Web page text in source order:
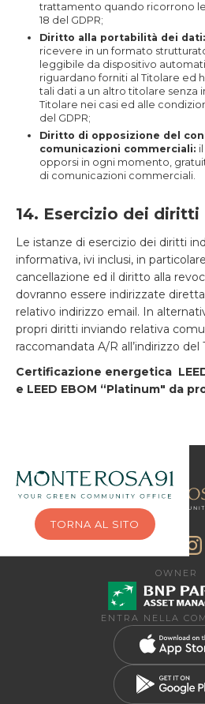
trattamento quando ricorrono
18 del GDPR;
Diritto alla portabilità dei dati:
ricevere in un formato
leggibile da dispositivo
riguardano forniti al Titolare ed
tali dati a un altro titolare senza
Titolare nei casi ed alle
del GDPR;
Diritto di opposizione del
comunicazioni commerciali:
opporsi in ogni momento,
di comunicazioni commerciali.
14. Esercizio dei diritti
Le istanze di esercizio dei diritti
informativa, ivi inclusi, in
cancellazione ed il diritto alla
dovranno essere indirizzate
relativo indirizzo email. In
propri diritti inviando relativa
raccomandata A/R all’indirizzo del
Certificazione energetica
e LEED EBOM “Platinum" da
TORNA AL SITO
OWNER
ENTRA NELLA